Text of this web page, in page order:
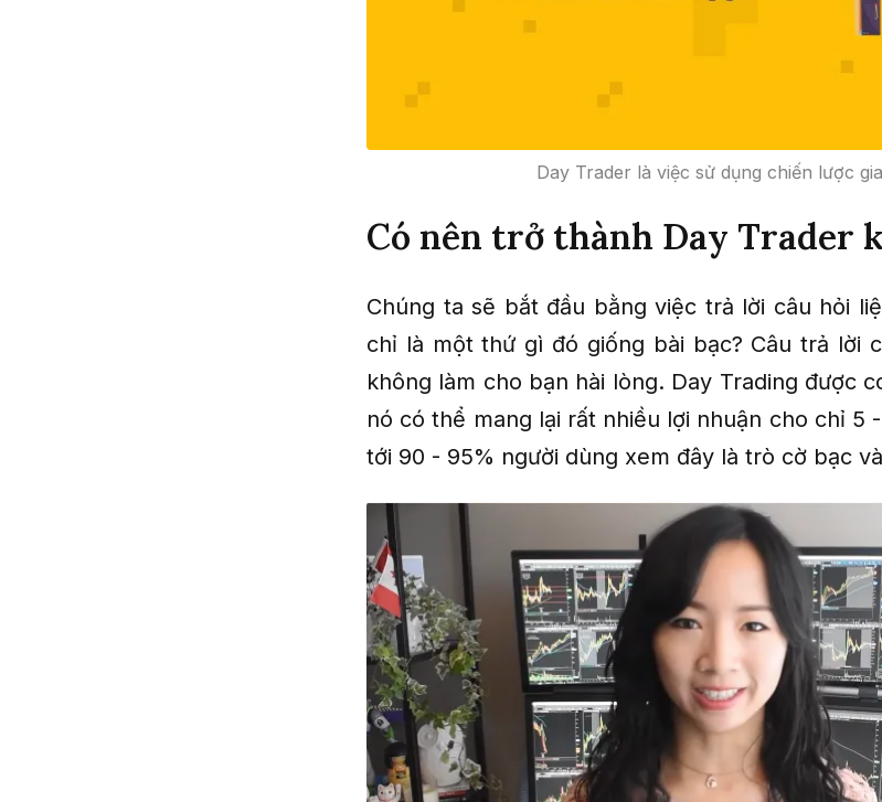
Day Trader là việc sử dụng chiến lược
Có nên trở thành Day Trader
Chúng ta sẽ bắt đầu bằng việc trả lời câu hỏi
chỉ là một thứ gì đó giống bài bạc? Câu trả lời
không làm cho bạn hài lòng. Day Trading được
nó có thể mang lại rất nhiều lợi nhuận cho chỉ 5
tới 90 - 95% người dùng xem đây là trò cờ bạc